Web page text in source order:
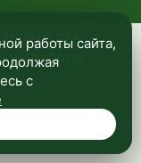
для
работы
работы сайта,
с